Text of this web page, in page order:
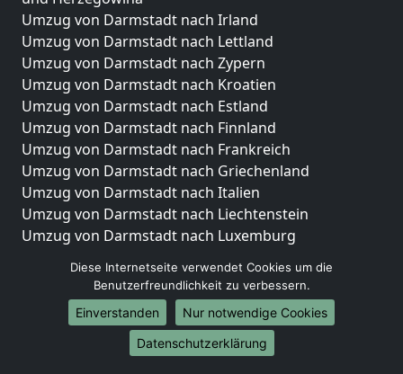
Umzug von Darmstadt nach Irland
Umzug von Darmstadt nach Lettland
Umzug von Darmstadt nach Zypern
Umzug von Darmstadt nach Kroatien
Umzug von Darmstadt nach Estland
Umzug von Darmstadt nach Finnland
Umzug von Darmstadt nach Frankreich
Umzug von Darmstadt nach Griechenland
Umzug von Darmstadt nach Italien
Umzug von Darmstadt nach Liechtenstein
Umzug von Darmstadt nach Luxemburg
Umzug von Darmstadt nach Norwegen
Umzüge-Deutschlandweit
Umzug von Darmstadt nach Berlin
Diese Internetseite verwendet Cookies um die
Benutzerfreundlichkeit zu verbessern.
Einverstanden
Nur notwendige Cookies
Datenschutzerklärung